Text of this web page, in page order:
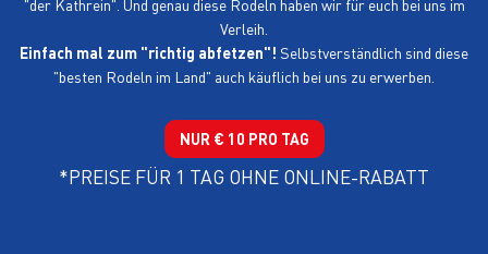
"der Kathrein". Und genau diese Rodeln haben wir für euch bei uns im
Verleih.
Einfach mal zum "richtig abfetzen"! Selbstverständlich sind diese
"besten Rodeln im Land" auch käuflich bei uns zu erwerben.
NUR € 10 PRO TAG
*PREISE FÜR 1 TAG OHNE ONLINE-RABATT